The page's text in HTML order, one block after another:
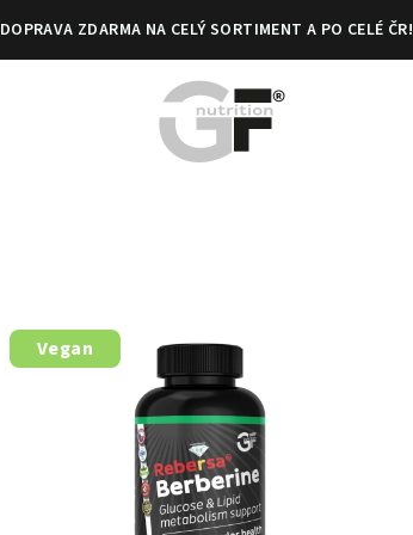
DOPRAVA ZDARMA NA CELÝ SORTIMENT A PO CELÉ ČR!
Vegan